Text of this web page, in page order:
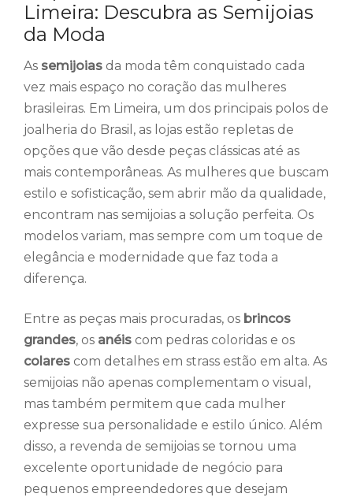
Limeira: Descubra as Semijoias
da Moda
As semijoias da moda têm conquistado cada
vez mais espaço no coração das mulheres
brasileiras. Em Limeira, um dos principais polos de
joalheria do Brasil, as lojas estão repletas de
opções que vão desde peças clássicas até as
mais contemporâneas. As mulheres que buscam
estilo e sofisticação, sem abrir mão da qualidade,
encontram nas semijoias a solução perfeita. Os
modelos variam, mas sempre com um toque de
elegância e modernidade que faz toda a
diferença.
Entre as peças mais procuradas, os brincos
grandes, os anéis com pedras coloridas e os
colares com detalhes em strass estão em alta. As
semijoias não apenas complementam o visual,
mas também permitem que cada mulher
expresse sua personalidade e estilo único. Além
disso, a revenda de semijoias se tornou uma
excelente oportunidade de negócio para
pequenos empreendedores que desejam